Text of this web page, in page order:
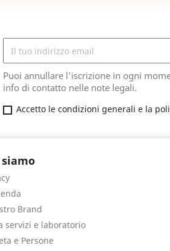
Puoi annullare l'iscrizione in ogni
info di contatto nelle note legali.
Accetto le condizioni generali e la
siamo
Brand
servizi e laboratorio
e Persone